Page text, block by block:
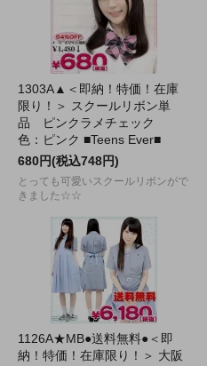
1303A▲＜即納！特価！在庫
限り！＞ スクールリボン単
品 ピンクラメチェック
色：ピンク ■Teens Ever■
680円(税込748円)
とっても可愛いスクールリボンがで
きました☆☆
1126A★MB●送料無料●＜即
納！特価！在庫限り！＞ 大阪